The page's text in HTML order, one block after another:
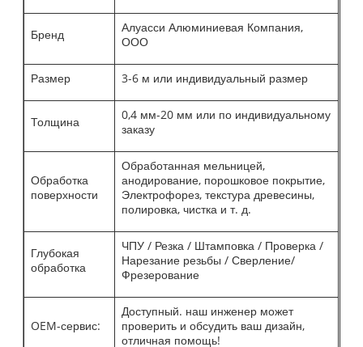
Бренд
Алуасси Алюминиевая Компания,
ООО
Размер 3-6 м или индивидуальный размер
Толщина
0,4 мм-20 мм или по индивидуальному
заказу
Обработка
поверхности
Обработанная мельницей,
анодирование, порошковое покрытие,
Электрофорез, текстура древесины,
полировка, чистка и т. д.
Глубокая
обработка
ЧПУ / Резка / Штамповка / Проверка /
Нарезание резьбы / Сверление/
Фрезерование
OEM-сервис:
Доступный. наш инженер может
проверить и обсудить ваш дизайн,
отличная помощь!